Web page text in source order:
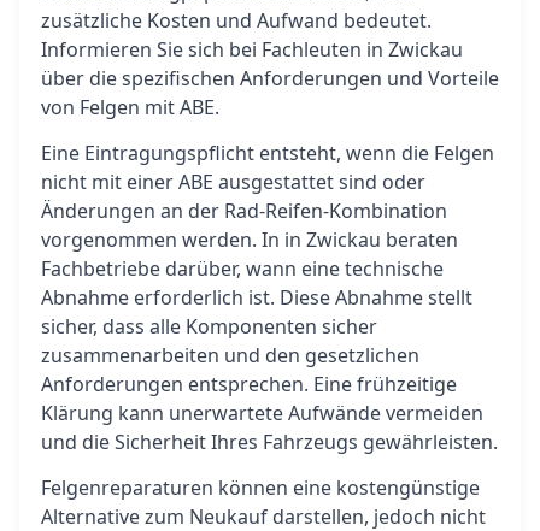
zusätzliche Kosten und Aufwand bedeutet.
Informieren Sie sich bei Fachleuten in Zwickau
über die spezifischen Anforderungen und Vorteile
von Felgen mit ABE.
Eine Eintragungspflicht entsteht, wenn die Felgen
nicht mit einer ABE ausgestattet sind oder
Änderungen an der Rad-Reifen-Kombination
vorgenommen werden. In in Zwickau beraten
Fachbetriebe darüber, wann eine technische
Abnahme erforderlich ist. Diese Abnahme stellt
sicher, dass alle Komponenten sicher
zusammenarbeiten und den gesetzlichen
Anforderungen entsprechen. Eine frühzeitige
Klärung kann unerwartete Aufwände vermeiden
und die Sicherheit Ihres Fahrzeugs gewährleisten.
Felgenreparaturen können eine kostengünstige
Alternative zum Neukauf darstellen, jedoch nicht